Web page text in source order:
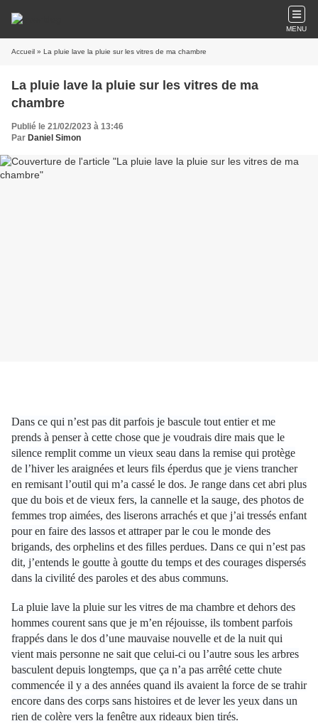
MENU
Accueil » La pluie lave la pluie sur les vitres de ma chambre
La pluie lave la pluie sur les vitres de ma
chambre
Publié le 21/02/2023 à 13:46
Par Daniel Simon
Dans ce qui n’est pas dit parfois je bascule tout entier et me
prends à penser à cette chose que je voudrais dire mais que le
silence remplit comme un vieux seau dans la remise qui protège
de l’hiver les araignées et leurs fils éperdus que je viens trancher
en remisant l’outil qui m’a cassé le dos. Je range dans cet abri plus
que du bois et de vieux fers, la cannelle et la sauge, des photos de
femmes trop aimées, des liserons arrachés et que j’ai tressés enfant
pour en faire des lassos et attraper par le cou le monde des
brigands, des orphelins et des filles perdues. Dans ce qui n’est pas
dit, j’entends le goutte à goutte du temps et des courages dispersés
dans la civilité des paroles et des abus communs.
La pluie lave la pluie sur les vitres de ma chambre et dehors des
hommes courent sans que je m’en réjouisse, ils tombent parfois
frappés dans le dos d’une mauvaise nouvelle et de la nuit qui
vient mais personne ne sait que celui-ci ou l’autre sous les arbres
basculent depuis longtemps, que ça n’a pas arrêté cette chute
commencée il y a des années quand ils avaient la force de se trahir
encore dans des corps sans histoires et de lever les yeux dans un
rien de colère vers la fenêtre aux rideaux bien tirés.